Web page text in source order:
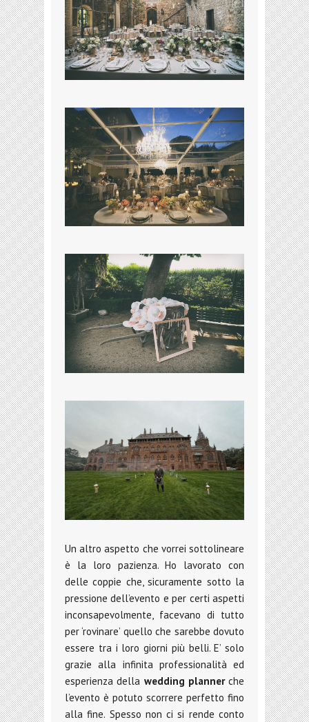
Un altro aspetto che vorrei sottolineare
è la loro pazienza. Ho lavorato con
delle coppie che, sicuramente sotto la
pressione dell’evento e per certi aspetti
inconsapevolmente, facevano di tutto
per ‘rovinare’ quello che sarebbe dovuto
essere tra i loro giorni più belli. E’ solo
grazie alla infinita professionalità ed
esperienza della wedding plannerche
l’evento è potuto scorrere perfetto fino
alla fine. Spesso non ci si rende conto